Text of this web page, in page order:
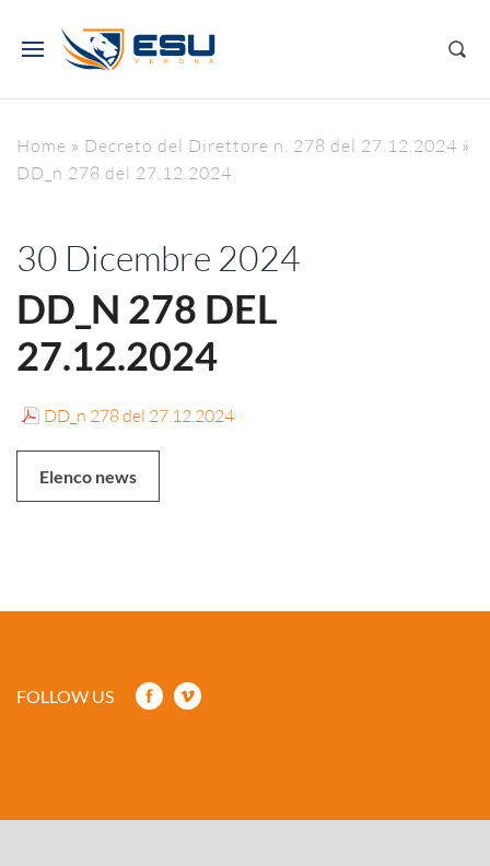
Home » Decreto del Direttore n. 278 del 27.12.2024 »
DD_n 278 del 27.12.2024
30 Dicembre 2024
DD_N 278 DEL
27.12.2024
DD_n 278 del 27.12.2024
Elenco news
FOLLOW US